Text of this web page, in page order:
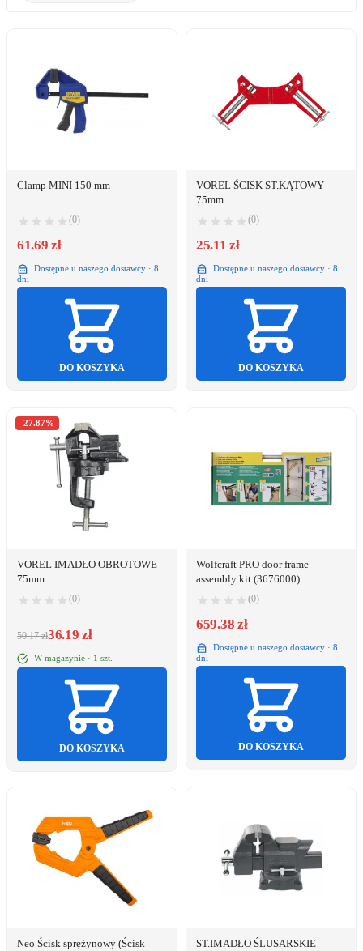
Clamp MINI 150 mm
(0)
61.69 zł
Dostępne u naszego dostawcy · 8
dni
DO KOSZYKA
VOREL ŚCISK ST.KĄTOWY
75mm
(0)
25.11 zł
Dostępne u naszego dostawcy · 8
dni
DO KOSZYKA
-27.87%
VOREL IMADŁO OBROTOWE
75mm
(0)
50.17 zł36.19 zł
W magazynie · 1 szt.
DO KOSZYKA
Wolfcraft PRO door frame
assembly kit (3676000)
(0)
659.38 zł
Dostępne u naszego dostawcy · 8
dni
DO KOSZYKA
Neo Ścisk sprężynowy (Ścisk
ST.IMADŁO ŚLUSARSKIE